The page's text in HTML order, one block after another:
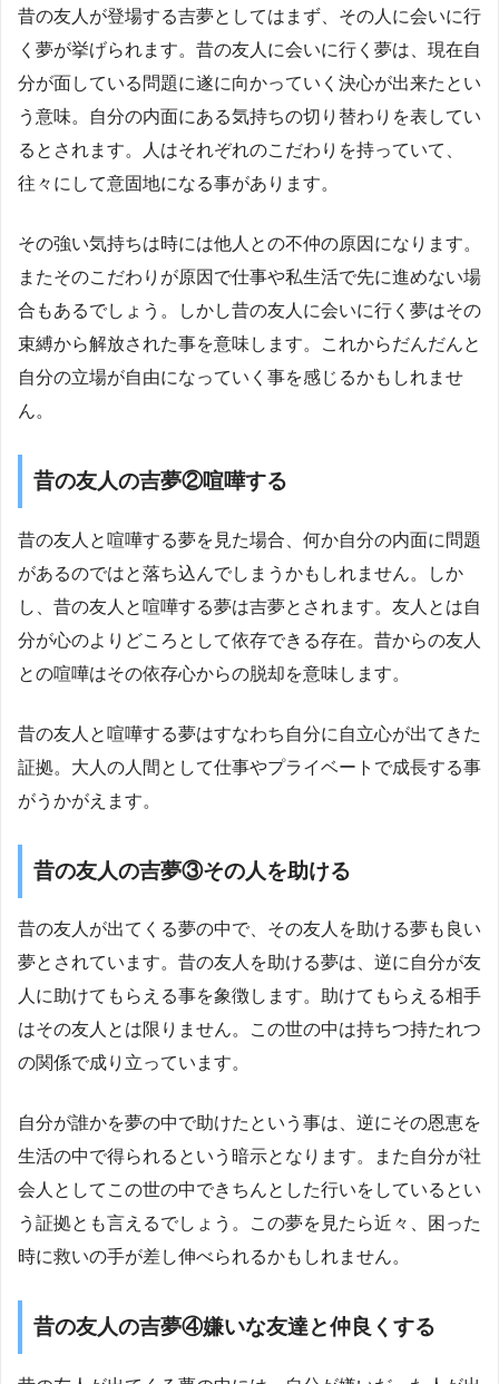
昔の友人が登場する吉夢としてはまず、その人に会いに行
く夢が挙げられます。昔の友人に会いに行く夢は、現在自
分が面している問題に遂に向かっていく決心が出来たとい
う意味。自分の内面にある気持ちの切り替わりを表してい
るとされます。人はそれぞれのこだわりを持っていて、
往々にして意固地になる事があります。
その強い気持ちは時には他人との不仲の原因になります。
またそのこだわりが原因で仕事や私生活で先に進めない場
合もあるでしょう。しかし昔の友人に会いに行く夢はその
束縛から解放された事を意味します。これからだんだんと
自分の立場が自由になっていく事を感じるかもしれませ
ん。
昔の友人の吉夢②喧嘩する
昔の友人と喧嘩する夢を見た場合、何か自分の内面に問題
があるのではと落ち込んでしまうかもしれません。しか
し、昔の友人と喧嘩する夢は吉夢とされます。友人とは自
分が心のよりどころとして依存できる存在。昔からの友人
との喧嘩はその依存心からの脱却を意味します。
昔の友人と喧嘩する夢はすなわち自分に自立心が出てきた
証拠。大人の人間として仕事やプライベートで成長する事
がうかがえます。
昔の友人の吉夢③その人を助ける
昔の友人が出てくる夢の中で、その友人を助ける夢も良い
夢とされています。昔の友人を助ける夢は、逆に自分が友
人に助けてもらえる事を象徴します。助けてもらえる相手
はその友人とは限りません。この世の中は持ちつ持たれつ
の関係で成り立っています。
自分が誰かを夢の中で助けたという事は、逆にその恩恵を
生活の中で得られるという暗示となります。また自分が社
会人としてこの世の中できちんとした行いをしているとい
う証拠とも言えるでしょう。この夢を見たら近々、困った
時に救いの手が差し伸べられるかもしれません。
昔の友人の吉夢④嫌いな友達と仲良くする